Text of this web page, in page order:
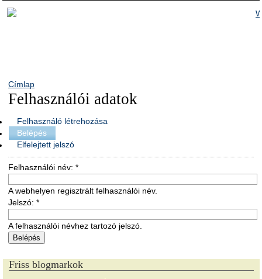
Címlap
Felhasználói adatok
Felhasználó létrehozása
Belépés
Elfelejtett jelszó
Felhasználói név: *
A webhelyen regisztrált felhasználói név.
Jelszó: *
A felhasználói névhez tartozó jelszó.
Friss blogmarkok